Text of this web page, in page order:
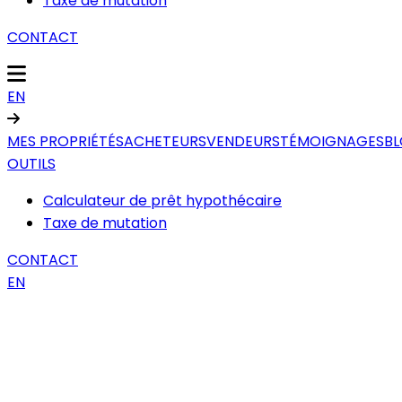
CONTACT
EN
MES PROPRIÉTÉSACHETEURSVENDEURSTÉMOIGNAGES
OUTILS
Calculateur de prêt hypothécaire
Taxe de mutation
CONTACT
EN